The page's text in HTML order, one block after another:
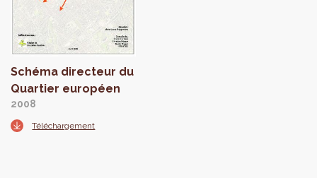
Schéma directeur du
Quartier européen
2008
Téléchargement